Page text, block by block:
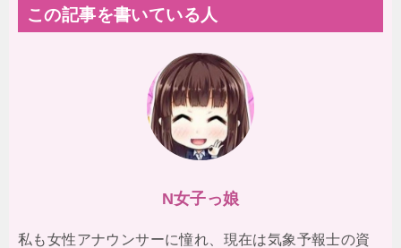
この記事を書いている人
N女子っ娘
私も女性アナウンサーに憧れ、現在は気象予報士の資